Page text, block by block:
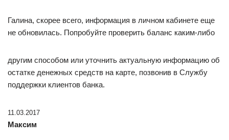
Галина, скорее всего, информация в личном кабинете еще
не обновилась. Попробуйте проверить баланс каким-либо
другим способом или уточнить актуальную информацию об
остатке денежных средств на карте, позвонив в Службу
поддержки клиентов банка.
11.03.2017
Максим